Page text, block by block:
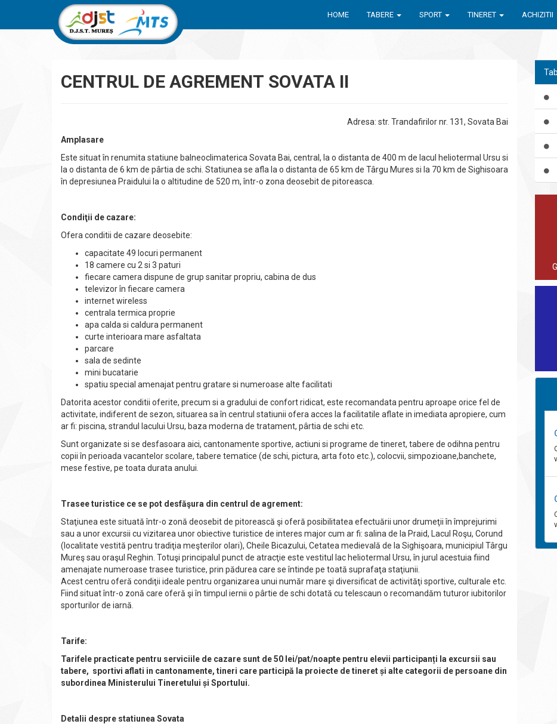
HOME TABERE SPORT TINERET ACHIZITII
CENTRUL DE AGREMENT SOVATA II
Adresa: str. Trandafirilor nr. 131, Sovata Bai
Amplasare
Este situat în renumita statiune balneoclimaterica Sovata Bai, central, la o distanta de 400 m de lacul heliotermal Ursu si
la o distanta de 6 km de pârtia de schi. Statiunea se afla la o distanta de 65 km de Târgu Mures si la 70 km de Sighisoara
în depresiunea Praidului la o altitudine de 520 m, într-o zona deosebit de pitoreasca.
Condiţii de cazare:
Ofera conditii de cazare deosebite:
capacitate 49 locuri permanent
18 camere cu 2 si 3 paturi
fiecare camera dispune de grup sanitar propriu, cabina de dus
televizor în fiecare camera
internet wireless
centrala termica proprie
apa calda si caldura permanent
curte interioara mare asfaltata
parcare
sala de sedinte
mini bucatarie
spatiu special amenajat pentru gratare si numeroase alte facilitati
Datorita acestor conditii oferite, precum si a gradului de confort ridicat, este recomandata pentru aproape orice fel de
activitate, indiferent de sezon, situarea sa în centrul statiunii ofera acces la facilitatile aflate in imediata apropiere, cum
ar fi: piscina, strandul lacului Ursu, baza moderna de tratament, pârtia de schi etc.
Sunt organizate si se desfasoara aici, cantonamente sportive, actiuni si programe de tineret, tabere de odihna pentru
copii în perioada vacantelor scolare, tabere tematice (de schi, pictura, arta foto etc.), colocvii, simpozioane,banchete,
mese festive, pe toata durata anului.
Trasee turistice ce se pot desfăşura din centrul de agrement:
Staţiunea este situată într-o zonă deosebit de pitorească şi oferă posibilitatea efectuării unor drumeţii în împrejurimi
sau a unor excursii cu vizitarea unor obiective turistice de interes major cum ar fi: salina de la Praid, Lacul Roşu, Corund
(localitate vestită pentru tradiţia meşterilor olari), Cheile Bicazului, Cetatea medievală de la Sighişoara, municipiul Târgu
Mureş sau oraşul Reghin. Totuşi principalul punct de atracţie este vestitul lac heliotermal Ursu, în jurul acestuia fiind
amenajate numeroase trasee turistice, prin pădurea care se întinde pe toată suprafaţa staţiunii.
Acest centru oferă condiţii ideale pentru organizarea unui număr mare şi diversificat de activităţi sportive, culturale etc.
Fiind situat într-o zonă care oferă şi în timpul iernii o pârtie de schi dotată cu telescaun o recomandăm tuturor iubitorilor
sporturilor de iarnă.
Tarife:
Tarifele practicate pentru serviciile de cazare sunt de 50 lei/pat/noapte pentru elevii participanți la excursii sau
tabere, sportivi aflati in cantonamente, tineri care participă la proiecte de tineret și alte categorii de persoane din
subordinea Ministerului Tineretului și Sportului.
Detalii despre statiunea Sovata